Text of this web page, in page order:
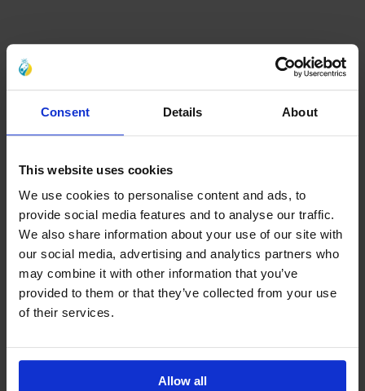
Consent Details About
This website uses cookies
We use cookies to personalise content and ads, to
provide social media features and to analyse our traffic.
We also share information about your use of our site with
our social media, advertising and analytics partners who
may combine it with other information that you’ve
provided to them or that they’ve collected from your use
of their services.
Allow all